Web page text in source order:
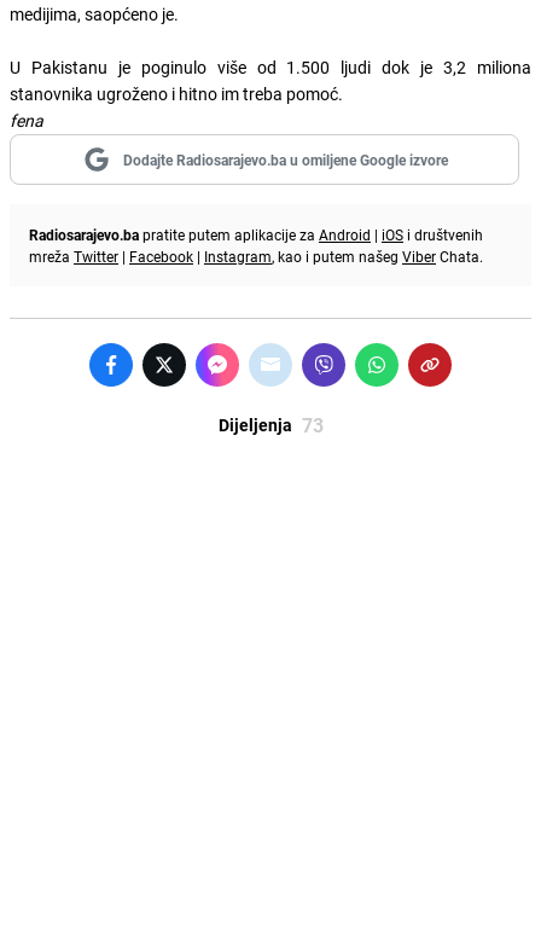
medijima, saopćeno je.
U Pakistanu je poginulo više od 1.500 ljudi dok je 3,2 miliona
stanovnika ugroženo i hitno im treba pomoć.
fena
Dodajte Radiosarajevo.ba u omiljene Google izvore
Radiosarajevo.bapratite putem aplikacije za Android | iOS i društvenih
mreža Twitter | Facebook | Instagram, kao i putem našeg ViberChata.
Dijeljenja 73